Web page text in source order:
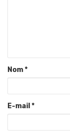
Nom*
E-mail *